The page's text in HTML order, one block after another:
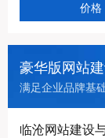
价格
豪华版网站
满足企业品牌基
临沧网站建设